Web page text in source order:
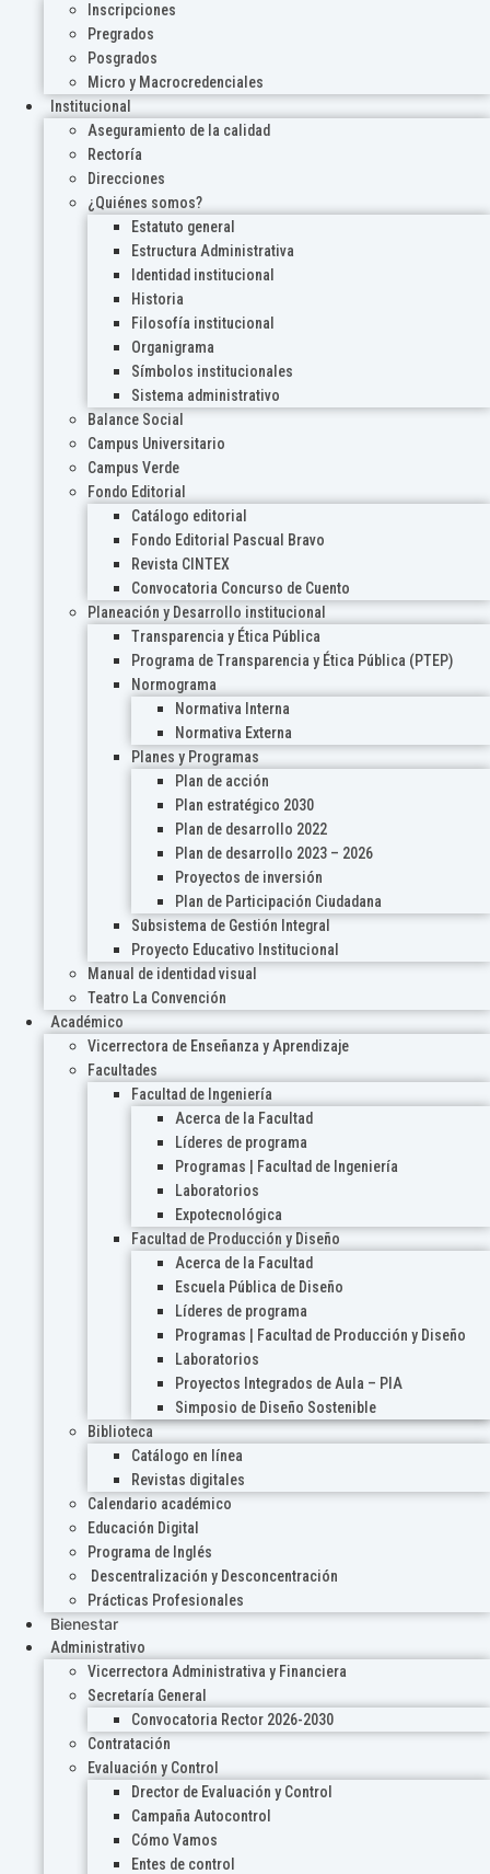
Inscripciones
Pregrados
Posgrados
Micro y Macrocredenciales
Institucional
Aseguramiento de la calidad
Rectoría
Direcciones
¿Quiénes somos?
Estatuto general
Estructura Administrativa
Identidad institucional
Historia
Filosofía institucional
Organigrama
Símbolos institucionales
Sistema administrativo
Balance Social
Campus Universitario
Campus Verde
Fondo Editorial
Catálogo editorial
Fondo Editorial Pascual Bravo
Revista CINTEX
Convocatoria Concurso de Cuento
Planeación y Desarrollo institucional
Transparencia y Ética Pública
Programa de Transparencia y Ética Pública (PTEP)
Normograma
Normativa Interna
Normativa Externa
Planes y Programas
Plan de acción
Plan estratégico 2030
Plan de desarrollo 2022
Plan de desarrollo 2023 – 2026
Proyectos de inversión
Plan de Participación Ciudadana
Subsistema de Gestión Integral
Proyecto Educativo Institucional
Manual de identidad visual
Teatro La Convención
Académico
Vicerrectora de Enseñanza y Aprendizaje
Facultades
Facultad de Ingeniería
Acerca de la Facultad
Líderes de programa
Programas | Facultad de Ingeniería
Laboratorios
Expotecnológica
Facultad de Producción y Diseño
Acerca de la Facultad
Escuela Pública de Diseño
Líderes de programa
Programas | Facultad de Producción y Diseño
Laboratorios
Proyectos Integrados de Aula – PIA
Simposio de Diseño Sostenible
Biblioteca
Catálogo en línea
Revistas digitales
Calendario académico
Educación Digital
Programa de Inglés
Descentralización y Desconcentración
Prácticas Profesionales
Bienestar
Administrativo
Vicerrectora Administrativa y Financiera
Secretaría General
Convocatoria Rector 2026-2030
Contratación
Evaluación y Control
Drector de Evaluación y Control
Campaña Autocontrol
Cómo Vamos
Entes de control